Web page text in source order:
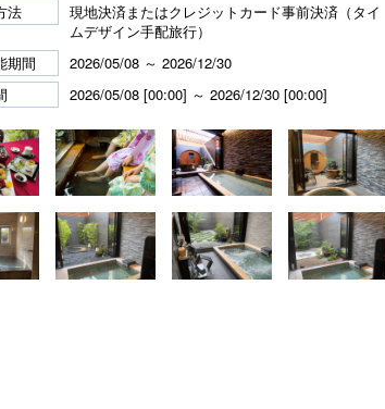
法
現地決済またはクレジットカード事前決済（タイ
ムデザイン手配旅行）
期間
2026/05/08 ～ 2026/12/30
2026/05/08 [00:00] ～ 2026/12/30 [00:00]